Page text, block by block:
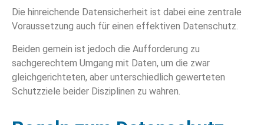
Die hinreichende Datensicherheit ist dabei eine zentrale
Voraussetzung auch für einen effektiven Datenschutz.
Beiden gemein ist jedoch die Aufforderung zu
sachgerechtem Umgang mit Daten, um die zwar
gleichgerichteten, aber unterschiedlich gewerteten
Schutzziele beider Disziplinen zu wahren.